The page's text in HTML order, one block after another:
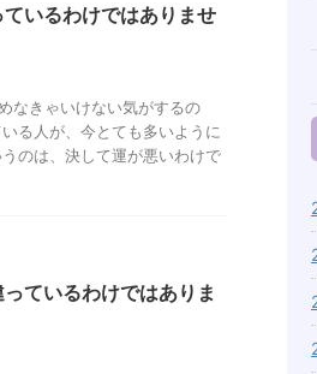
いるわけではありませ
なきゃいけない気がするの
る人が、今とても多いように
のは、決して運が悪いわけで
ているわけではありま